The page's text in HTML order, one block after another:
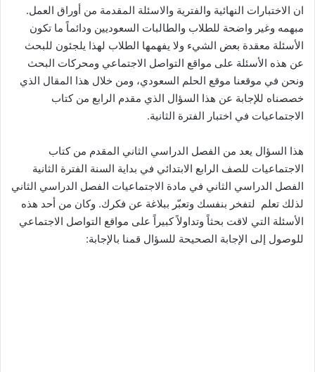
ان الاختبارات النهائية والفترية والاسئلة المقدمة من أوراق العمل.
مبهمه وغير واضحة للطلاب والطالبات السعوديين ودائماً ما تكون
الأسئلة معقدة بعض الشيء ولا يفهمها الطلاب لهذا يلجئون للبحث
عن هذه الأسئلة على مواقع التواصل الاجتماعي ومحركات البحث
ونحن في موقعنا موقع الحلم السعودي، ومن خلال هذا المقال الذي
خصصناه للإجابة عن هذا السؤال الذي مقدم الرابع من كتاب
الاجتماعيات في اختبار الفترة الثانية.
هذا السؤال يعد من الفصل الدراسي الثاني المقدم من كتاب
الاجتماعيات للصف الرابع الابتدائي في بداية السنة الفترة الثانية
الفصل الدراسي الثاني في مادة الاجتماعيات الفصل الدراسي الثاني
لذلك تعلم لتفخر بنفسك وتعبّر ببلاغة عن فكرك. وكان من أحد هذه
الأسئلة التي لاقت بحثاً وتداولاً كبيراً على مواقع التواصل الاجتماعي
للوصول إلى الإجابة الصحيحة للسؤال قمنا بالإجابة: